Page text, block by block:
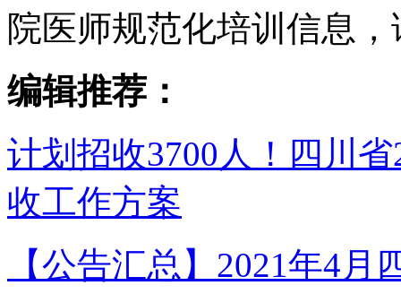
院医师规范化培训信息
编辑推荐：
计划招收3700人！四川
收工作方案
【公告汇总】2021年4